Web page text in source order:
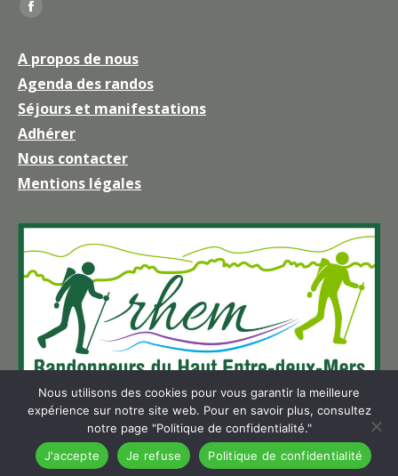
Trouvez nous sur :
La
Facebook
s'ouvre
dans
une
nouvelle
fenêtre
A propos de nous
Agenda des randos
Séjours et manifestations
Adhérer
Nous contacter
Mentions légales
Nous utilisons des cookies pour vous garantir la meilleure
expérience sur notre site web. Pour en savoir plus, consultez
notre page "Politique de confidentialité."
J'accepte
Je refuse Politique de confidentialité